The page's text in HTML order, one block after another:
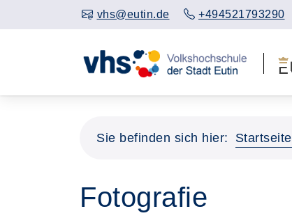
vhs@eutin.de +494521793290
Sie befinden sich hier: Startseite
Fotografie